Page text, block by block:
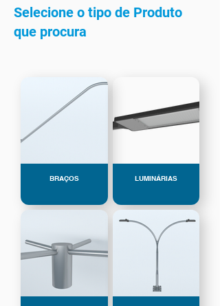
Selecione o tipo de Produto
que procura
BRAÇOS LUMINÁRIAS